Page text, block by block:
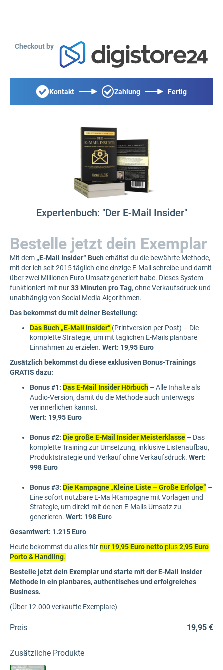
Checkout by
Kontakt Zahlung Fertig
Expertenbuch: "Der E-Mail Insider"
Bestelle jetzt dein Exemplar
Mit dem „E-Mail Insider“ Buch erhältst du die bewährte Methode,
mit der ich seit 2015 täglich eine einzige E-Mail schreibe und damit
über zwei Millionen Euro Umsatz generiert habe. Dieses System
funktioniert mit nur33 Minuten pro Tag, ohne Verkaufsdruck und
unabhängig von Social Media Algorithmen.
Das bekommst du mit deiner Bestellung:
Das Buch „E-Mail Insider“ (Printversion per Post) – Die
komplette Strategie, um mit täglichen E-Mails planbare
Einnahmen zu erzielen. Wert: 19,95 Euro
Zusätzlich bekommst du diese exklusiven Bonus-Trainings
GRATIS dazu:
Bonus #1: Das E-Mail Insider Hörbuch – Alle Inhalte als
Audio-Version, damit du die Methode auch unterwegs
verinnerlichen kannst.
Wert: 19,95 Euro
Bonus #2: Die große E-Mail Insider Meisterklasse – Das
komplette Training zur Umsetzung, inklusive Listenaufbau,
Produktstrategie und Verkauf ohne Verkaufsdruck. Wert:
998 Euro
Bonus #3: Die Kampagne „Kleine Liste – Große Erfolge“ –
Eine sofort nutzbare E-Mail-Kampagne mit Vorlagen und
Strategie, um direkt mit deinen E-Mails Umsatz zu
generieren. Wert: 198 Euro
Gesamtwert: 1.215 Euro
Heute bekommst du alles für nur 19,95 Euro netto plus2,95 Euro
Porto & Handling.
Bestelle jetzt dein Exemplar und starte mit der E-Mail Insider
Methode in ein planbares, authentisches und erfolgreiches
Business.
(Über 12.000 verkaufte Exemplare)
Preis 19,95 €
Zusätzliche Produkte